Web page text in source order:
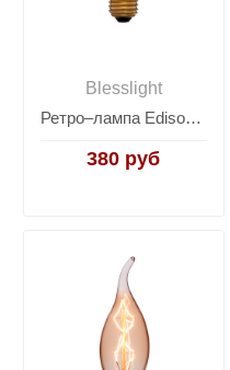
Blesslight
Ретро–лампа Edison Bulb G95
380 руб